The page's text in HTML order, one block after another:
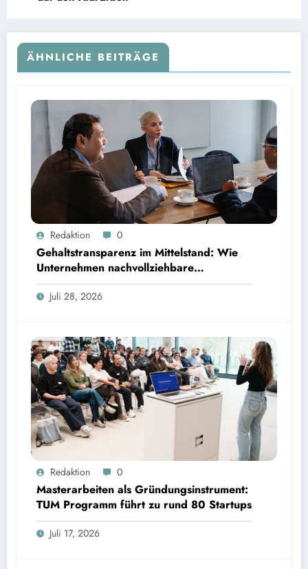
ÄHNLICHE BEITRÄGE
Gehaltstransparenz im Mittelstand: Wie Unternehmen nachvollziehbare Vergütungsmodelle
schaffenRedaktion 0
Gehaltstransparenz im Mittelstand: Wie
Unternehmen nachvollziehbare
Vergütungsmodelle schaffen
Juli 28, 2026
Masterarbeiten als Gründungsinstrument: TUM Programm führt zu rund 80 Startups | Bild:
TUM
Redaktion 0
Masterarbeiten als Gründungsinstrument:
TUM Programm führt zu rund 80 Startups
Juli 17, 2026